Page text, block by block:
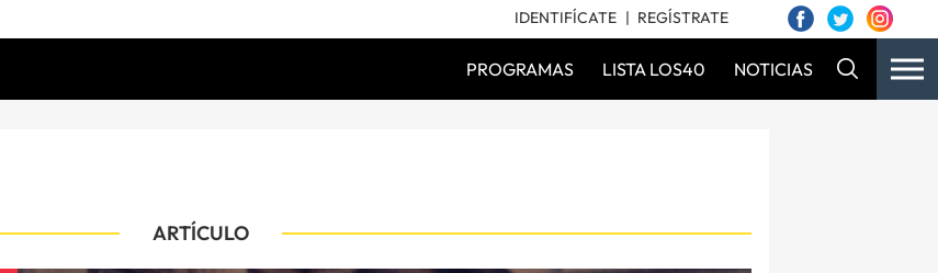
IDENTIFÍCATE REGÍSTRATE
PROGRAMAS LISTA LOS40 NOTICIAS
ARTÍCULO